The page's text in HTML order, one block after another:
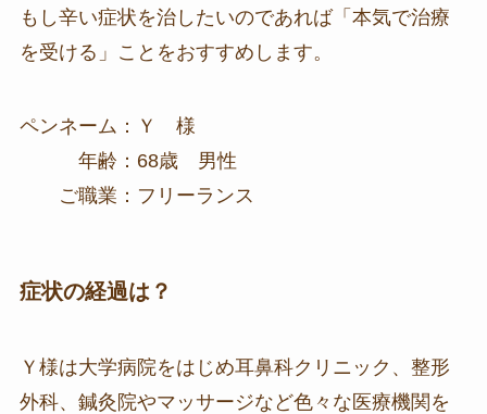
もし辛い症状を治したいのであれば「本気で治療
を受ける」ことをおすすめします。
ペンネーム：Ｙ 様
年齢：68歳 男性
ご職業：フリーランス
症状の経過は？
Ｙ様は大学病院をはじめ耳鼻科クリニック、整形
外科、鍼灸院やマッサージなど色々な医療機関を